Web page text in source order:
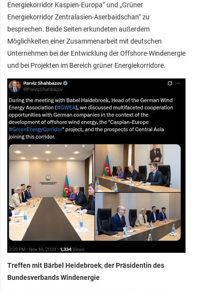
Energiekorridor Kaspien-Europa“ und „Grüner
Energiekorridor Zentralasien-Aserbaidschan“ zu
besprechen. Beide Seiten erkundeten außerdem
Möglichkeiten einer Zusammenarbeit mit deutschen
Unternehmen bei der Entwicklung der Offshore-Windenergie
und bei Projekten im Bereich grüner Energiekorridore.
Treffen mit Bärbel Heidebroek, der Präsidentin des
Bundesverbands Windenergie